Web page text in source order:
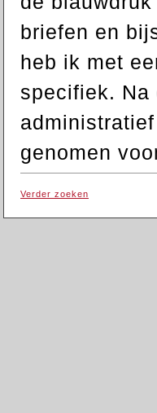
briefen en
heb ik met
specifiek. Na
genomen
Verder zoeken